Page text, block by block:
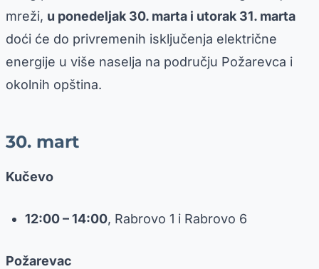
mreži, u ponedeljak 30. marta i utorak 31. marta
doći će do privremenih isključenja električne
energije u više naselja na području Požarevca i
okolnih opština.
30. mart
Kučevo
12:00 – 14:00, Rabrovo 1 i Rabrovo 6
Požarevac